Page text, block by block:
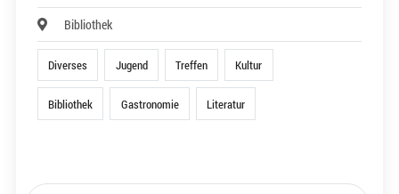
Bibliothek
Diverses Jugend Treffen Kultur
Bibliothek Gastronomie Literatur